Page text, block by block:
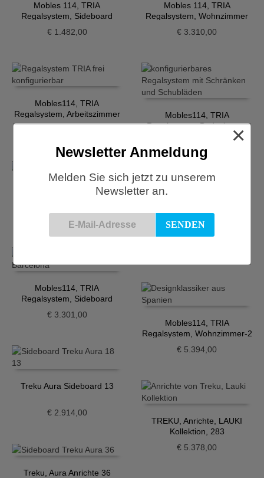
Mobles 114, TRIA
Regalsystem, Sideboard
€1.482,00
Mobles 114, TRIA
Regalsystem, Wohnzimmer
€ 3.310,00
Mobles114, TRIA
Regalsystem, Arbeitszimmer
Mobles114, TRIA
Regalsystem, Badezimmer
Mobles114, TRIA
€
Mobles114, TRIA
Regalsystem, Küche
Mobles114, TRIA
Regalsystem, Sideboard
€3.301,00
Mobles114, TRIA
Regalsystem, Wohnzimmer-2
€ 5.394,00
Treku Aura Sideboard 13
€2.914,00
TREKU, Anrichte, LAUKI
Kollektion, 283
€ 5.378,00
Treku, Aura Anrichte 36
Newsletter Anmeldung
Melden Sie sich jetzt zu unserem
Newsletter an.
×